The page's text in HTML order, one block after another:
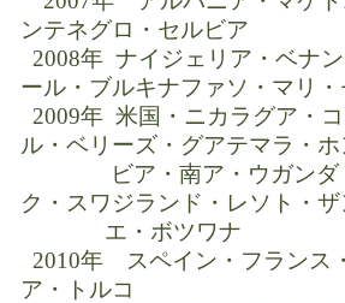
ンテネグロ・セルビア
2008年 ナイジェリア・ベナ
ール・ブルキナファソ・マリ
2009年 米国・ニカラグア・
ル・ベリーズ・グアテマラ・
ビア・南ア・ウガンダ・
ク・スワジランド・レソト・
エ・ボツワナ
2010年 スペイン・フランス
ア・トルコ